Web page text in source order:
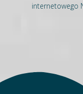
internetowego